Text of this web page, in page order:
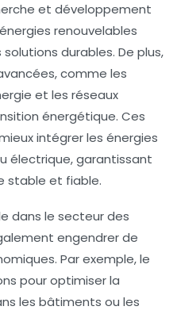
et développement
renouvelables
durables. De plus,
comme les
et les réseaux
énergétique. Ces
intégrer les énergies
électrique, garantissant
stable et fiable.
dans le secteur des
engendrer de
Par exemple, le
pour optimiser la
les bâtiments ou les